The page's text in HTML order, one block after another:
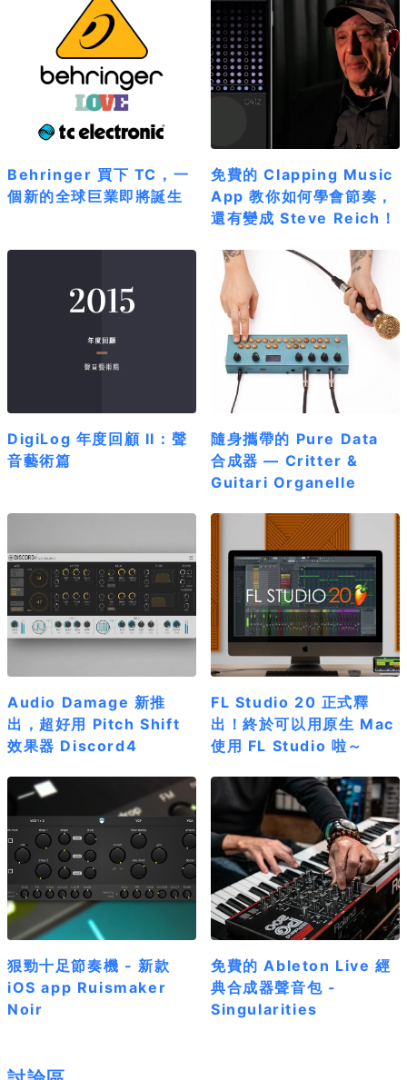
Behringer 買下 TC，一
個新的全球巨業即將誕生
免費的 Clapping Music
App 教你如何學會節奏，
還有變成 Steve Reich！
DigiLog 年度回顧 II：聲
音藝術篇
隨身攜帶的 Pure Data
合成器 — Critter &
Guitari Organelle
Audio Damage 新推
出，超好用 Pitch Shift
效果器 Discord4
FL Studio 20 正式釋
出！終於可以用原生 Mac
使用 FL Studio 啦～
狠勁十足節奏機 - 新款
iOS app Ruismaker
Noir
免費的 Ableton Live 經
典合成器聲音包 -
Singularities